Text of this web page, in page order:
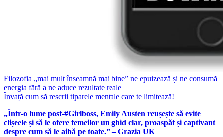
Filozofia „mai mult înseamnă mai bine” ne epuizează și ne consumă
energia fără a ne aduce rezultate reale
Învață cum să rescrii tiparele mentale care te limitează!
„Într-o lume post-#Girlboss, Emily Austen reușește să evite
clișeele și să le ofere femeilor un ghid clar, proaspăt și captivant
despre cum să le aibă pe toate.” – Grazia UK